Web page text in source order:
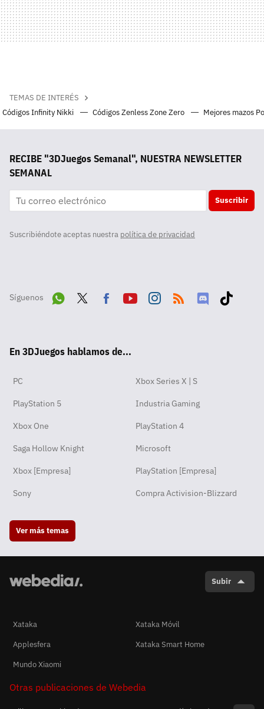
TEMAS DE INTERÉS
Códigos Infinity Nikki
Códigos Zenless Zone Zero Mejores mazos
RECIBE "3DJuegos Semanal", NUESTRA NEWSLETTER
SEMANAL
Suscribir
Suscribiéndote aceptas nuestra política de privacidad
Síguenos
pp
ok
En 3DJuegos hablamos de...
PC Xbox Series X | S
PlayStation 5 Industria Gaming
Xbox One PlayStation 4
Saga Hollow Knight Microsoft
Xbox [Empresa] PlayStation [Empresa]
Sony Compra Activision-Blizzard
Ver más temas
Subir
Xataka
Xataka Móvil
Applesfera
Xataka Smart Home
Mundo Xiaomi
Otras publicaciones de Webedia